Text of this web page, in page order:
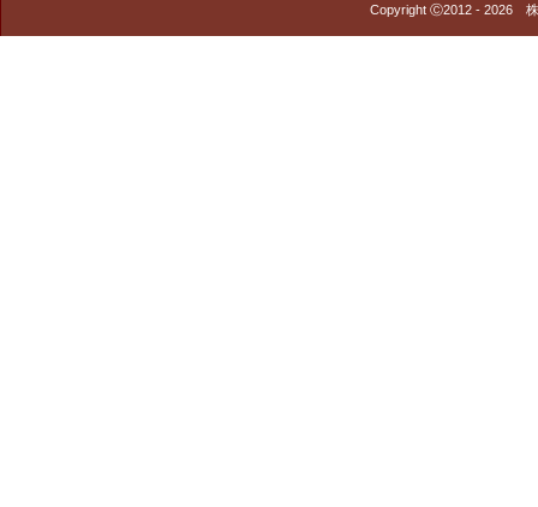
Copyright Ⓒ2012 - 2026 株